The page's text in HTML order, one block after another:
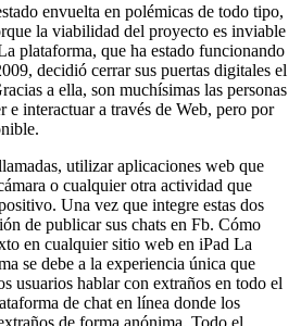
envuelta en polémicas de todo tipo,
la viabilidad del proyecto es inviable
plataforma, que ha estado funcionando
decidió cerrar sus puertas digitales el
a ella, son muchísimas las personas
e interactuar a través de Web, pero por
utilizar aplicaciones web que
o cualquier otra actividad que
Una vez que integre estas dos
de publicar sus chats en Fb. Cómo
en cualquier sitio web en iPad La
se debe a la experiencia única que
usuarios hablar con extraños en todo el
de chat en línea donde los
de forma anónima. Todo el